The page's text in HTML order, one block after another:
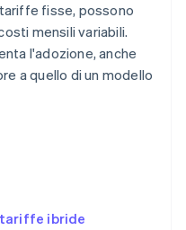
fisse, possono
mensili variabili.
l'adozione, anche
a quello di un modello
tariffe ibride